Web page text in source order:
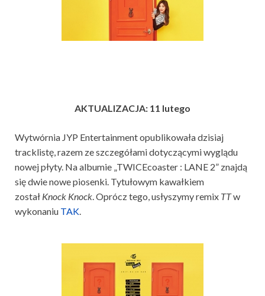
AKTUALIZACJA: 11 lutego
Wytwórnia JYP Entertainment opublikowała dzisiaj
tracklistę, razem ze szczegółami dotyczącymi wyglądu
nowej płyty. Na albumie „TWICEcoaster : LANE 2” znajdą
się dwie nowe piosenki. Tytułowym kawałkiem
został Knock Knock. Oprócz tego, usłyszymy remix TTw
wykonaniu TAK.